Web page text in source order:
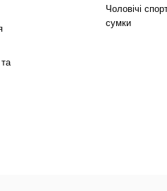
Чоловічі
сумки